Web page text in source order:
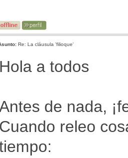
Re: La cláusula 'filioque'
Hola a todos
de nada,
Cuando releo